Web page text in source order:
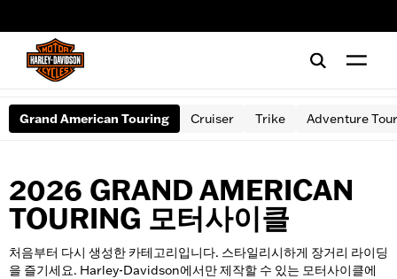
Grand American Touring Cruiser Trike Adventure
2026 GRAND AMERICAN
TOURING 모터사이클
처음부터 다시 생성한 카테고리입니다. 스타일리시하게 장거리 라이딩
을 즐기세요. Harley-Davidson에서만 제작할 수 있는 모터사이클에